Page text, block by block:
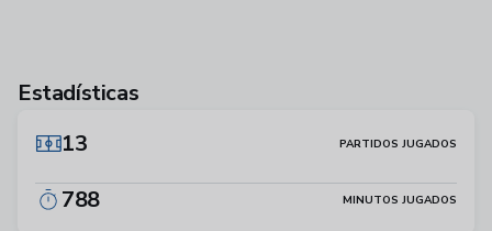
Estadísticas
13
PARTIDOS JUGADOS
788 MINUTOS JUGADOS